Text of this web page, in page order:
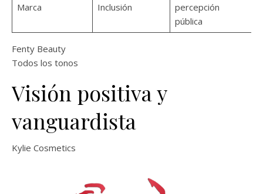
Marca Inclusión
percepción
pública
Fenty Beauty
Todos los tonos
Visión positiva y
vanguardista
Kylie Cosmetics